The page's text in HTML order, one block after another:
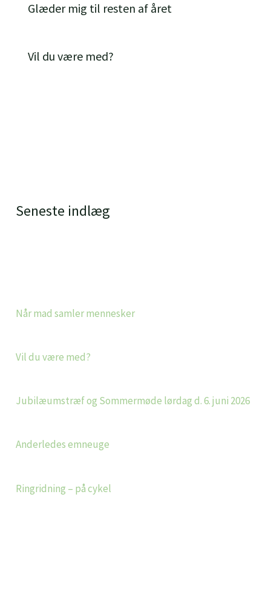
Seneste indlæg
Når mad samler mennesker
Vil du være med?
Jubilæumstræf og Sommermøde lørdag d. 6. juni 2026
Anderledes emneuge
Ringridning – på cykel
Glæder mig til resten af året
Vil du være med?